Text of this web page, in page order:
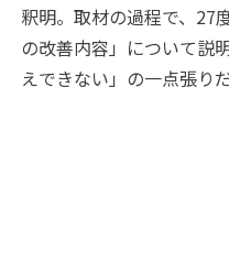
釈明。取材の過程で、27
の改善内容」について説
えできない」の一点張り